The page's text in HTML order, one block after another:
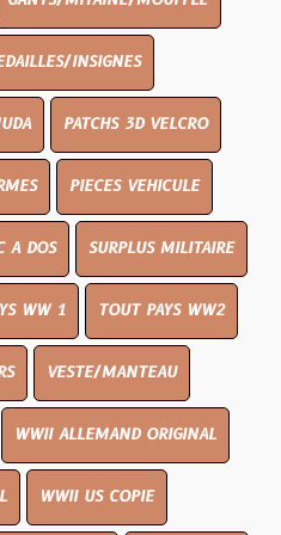
INSIGNES
PATCHS 3D VELCRO
PIECES VEHICULE
A DOS SURPLUS MILITAIRE
WW 1 TOUT PAYS WW2
VESTE/MANTEAU
WWII ALLEMAND ORIGINAL
WWII US COPIE